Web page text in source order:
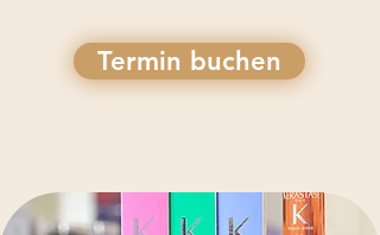
Termin buchen